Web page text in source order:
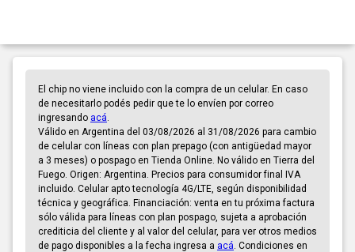
El chip no viene incluido con la compra de un celular. En caso
de necesitarlo podés pedir que te lo envíen por correo
ingresando acá
Válido en Argentina del 03/08/2026 al 31/08/2026 para cambio
de celular con líneas con plan prepago (con antigüedad mayor
a 3 meses) o pospago en Tienda Online. No válido en Tierra del
Fuego. Origen: Argentina. Precios para consumidor final IVA
incluido. Celular apto tecnología 4G/LTE, según disponibilidad
técnica y geográfica. Financiación: venta en tu próxima factura
sólo válida para líneas con plan pospago, sujeta a aprobación
crediticia del cliente y al valor del celular, para ver otros medios
de pago disponibles a la fecha ingresa a acá . Condiciones en